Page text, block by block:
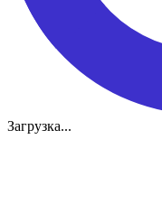
Загрузка...